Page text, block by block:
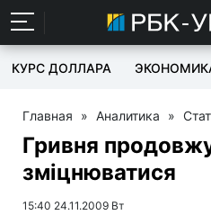
КУРС ДОЛЛАРА
Главная » Аналитика »
Гривня
зміцнюватися
15:40 24.11.2009 Вт